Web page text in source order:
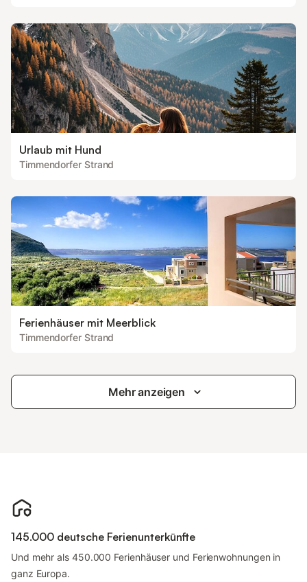
Urlaub mit Hund
Timmendorfer Strand
Ferienhäuser mit Meerblick
Timmendorfer Strand
Mehr anzeigen
145.000 deutsche Ferienunterkünfte
Und mehr als 450.000 Ferienhäuser und Ferienwohnungen in
ganz Europa.